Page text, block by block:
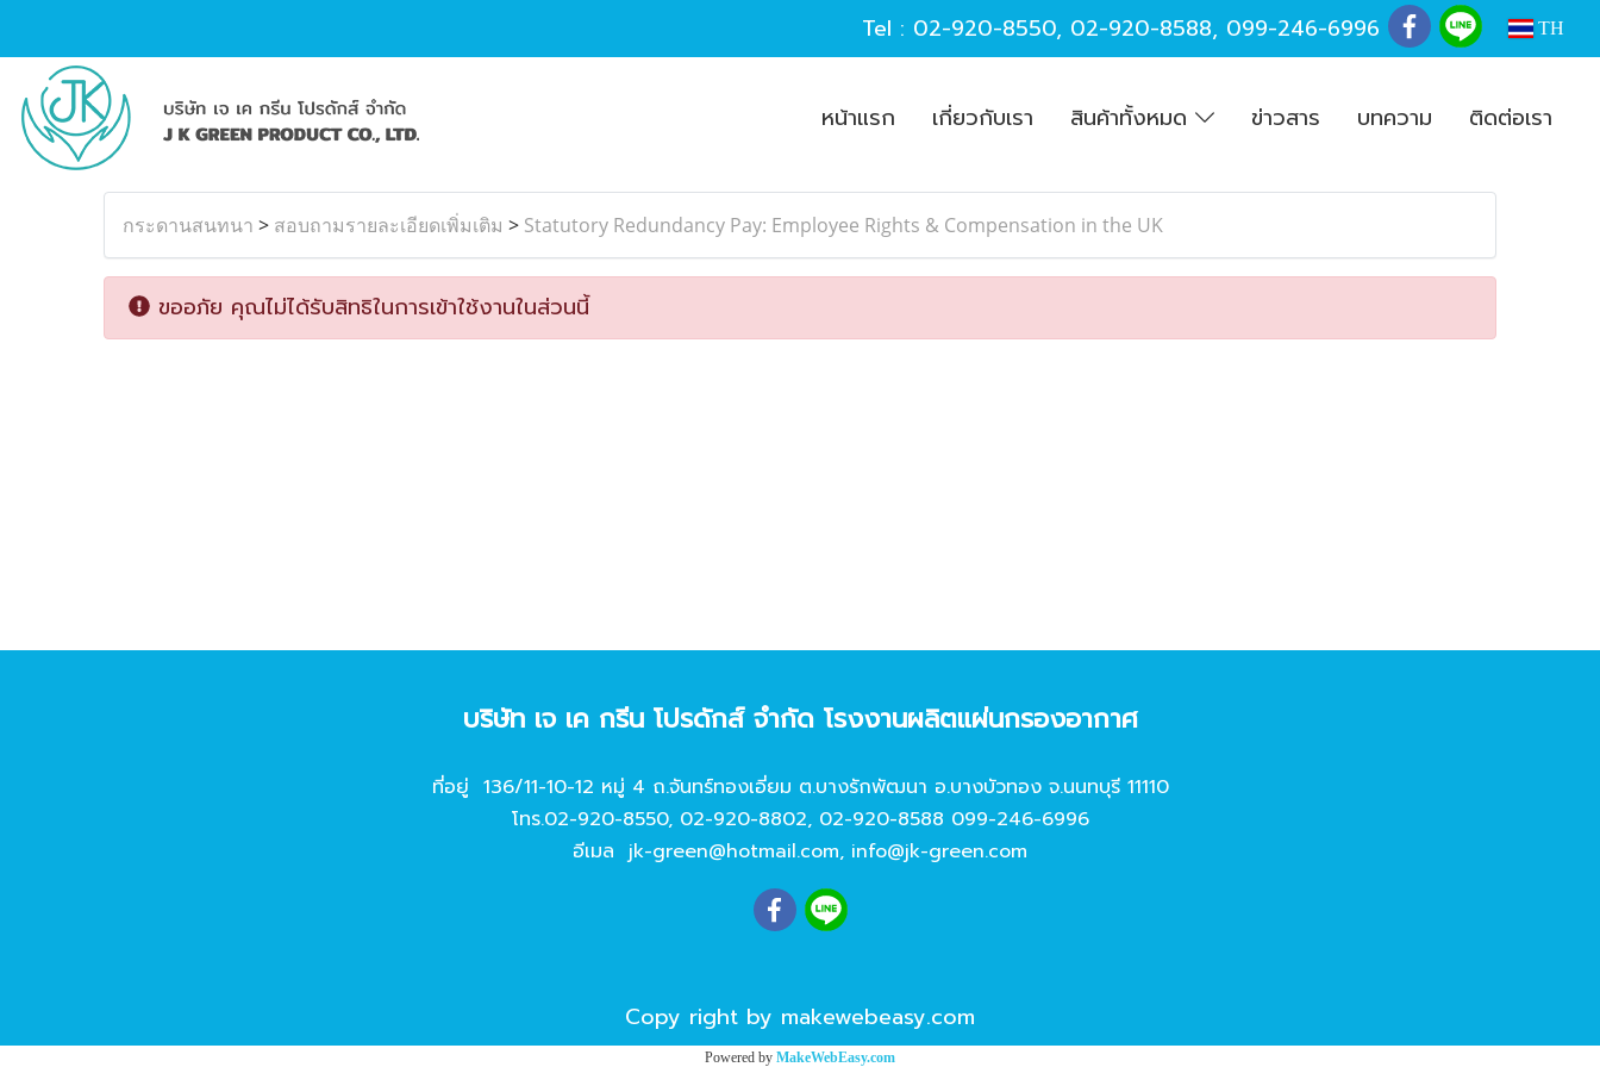
Tel : 02-920-8550, 02-920-8588, 099-246-6996 TH
หน้าแรก เกี่ยวกับเรา สินค้าทั้งหมด ข่าวสาร บทความ ติดต่อเรา
กระดานสนทนา > สอบถามรายละเอียดเพิ่มเติม > Statutory Redundancy Pay: Employee Rights & Compensation in the UK
ขออภัย คุณไม่ได้รับสิทธิในการเข้าใช้งานในส่วนนี้
บริษัท เจ เค กรีน โปรดักส์ จํากัด โรงงานผลิตแผ่นกรองอากาศ
ที่อยู่ 136/11-10-12 หมู่ 4 ถ.จันทร์ทองเอี่ยม ต.บางรักพัฒนา อ.บางบัวทอง จ.นนทบุรี 11110
โทร.02-920-8550, 02-920-8802, 02-920-8588 099-246-6996
อีเมล jk-green@hotmail.com, info@jk-green.com
Copy right by makewebeasy.com
Powered by MakeWebEasy.com